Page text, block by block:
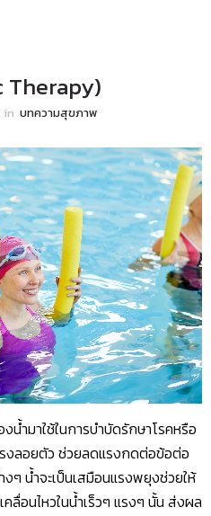
Therapy)
in บทความสุขภาพ
ำมาใช้ในการบำบัดรักษาโรคหรือ
งลอยตัว ช่วยลดแรงกดต่อข้อต่อ
งๆ น้ำจะเป็นเสมือนแรงพยุงช่วยให้
ลื่อนไหวในน้ำเร็วๆ แรงๆ นั้น ส่งผล